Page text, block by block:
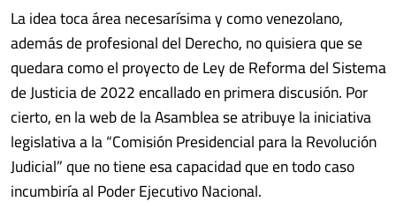
La idea toca área necesarísima y como venezolano,
además de profesional del Derecho, no quisiera que se
quedara como el proyecto de Ley de Reforma del Sistema
de Justicia de 2022 encallado en primera discusión. Por
cierto, en la web de la Asamblea se atribuye la iniciativa
legislativa a la “Comisión Presidencial para la Revolución
Judicial” que no tiene esa capacidad que en todo caso
incumbiría al Poder Ejecutivo Nacional.